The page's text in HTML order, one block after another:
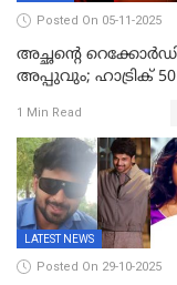
Posted On 05-11-2025
അച്ഛന്റെ
അപ്പുവും; ഹാട്രിക്
മോഹൻലാൽ,
ഈറേ' കുതിപ്പ്
1 Min Read
LATEST NEWS
Posted On 29-10-2025